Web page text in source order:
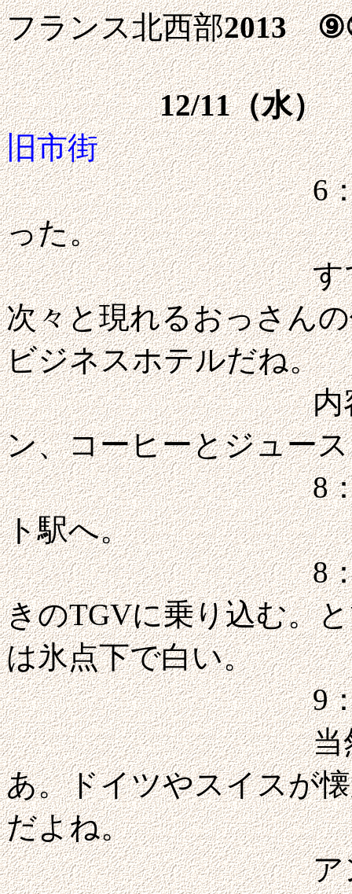
フランス北西部2013
12/11（水）
旧市街
6：20起床。7
った。
すでに先客が
次々と現れるおっさん
ビジネスホテルだね。
内容はバゲッ
ン、コーヒーとジュー
8：30チェッ
ト駅へ。
8：50のパリ
きのTGVに乗り込む。
は氷点下で白い。
9：37アン
当然ながらロ
あ。ドイツやスイスが
だよね。
アンジェは起